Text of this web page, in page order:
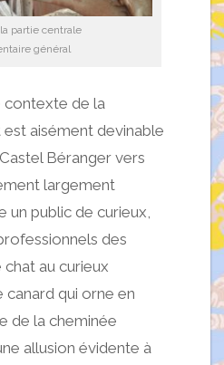
partie centrale
général
contexte de la
est aisément devinable
Béranger vers
largement
un public de curieux,
des
chat au curieux
canard qui orne en
de la cheminée
allusion évidente à